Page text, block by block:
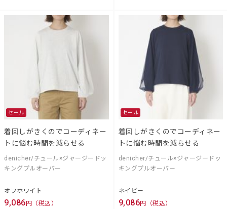
セール
着回しがきくのでコーディネー
トに悩む時間を減らせる
denicher/チュール×ジャージードッ
キングプルオーバー
オフホワイト
9,086 円（税込）
セール
着回しがきくのでコーディネー
トに悩む時間を減らせる
denicher/チュール×ジャージードッ
キングプルオーバー
ネイビー
9,086円（税込）